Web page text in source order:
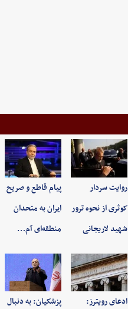
روایت سردار
کوثری از نحوه ترور
شهید لاریجانی
پیام قاطع و صریح
ایران به متحدان
منطقه‌ای آم…
ادعای رویترز:
پزشکیان: به‌ دنبال